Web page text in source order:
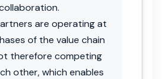
are operating at
of the value chain
therefore competing
other, which enables